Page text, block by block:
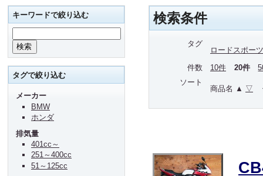
検索条件
タグ
ロードスポーツ
件数
10件 20件
ソート
商品名 ▲ ▽
キーワードで絞り込む
タグで絞り込む
メーカー
BMW
ホンダ
排気量
401cc～
251～400cc
51～125cc